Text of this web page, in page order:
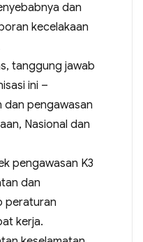
dan
kecelakaan
tanggung jawab
ini –
dan pengawasan
Nasional dan
pengawasan K3
dan
peraturan
kerja.